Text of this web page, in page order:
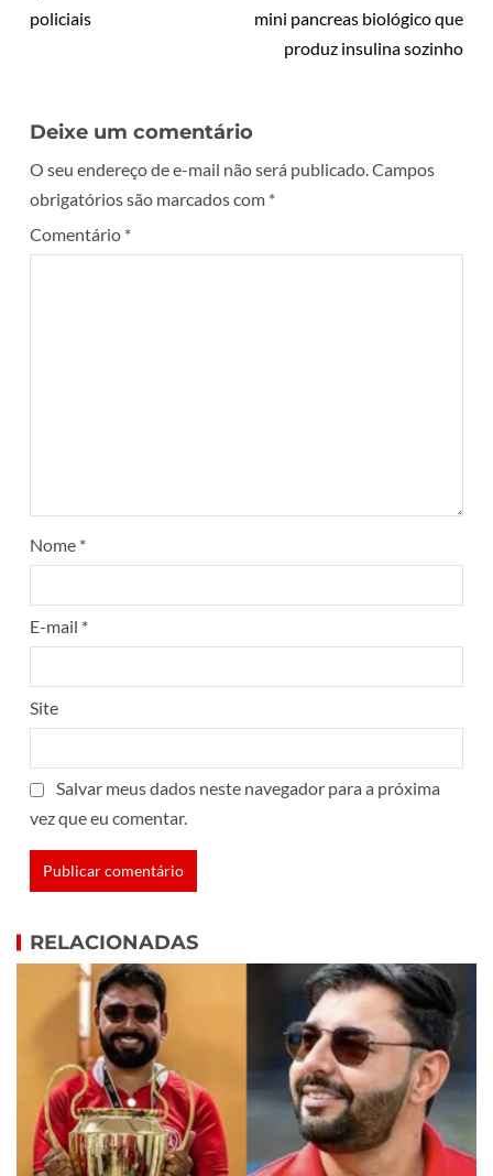
policiais
mini pancreas biológico que
produz insulina sozinho
Deixe um comentário
O seu endereço de e-mail não será publicado. Campos
obrigatórios são marcados com *
Comentário *
Nome *
E-mail *
Site
Salvar meus dados neste navegador para a próxima
vez que eu comentar.
RELACIONADAS